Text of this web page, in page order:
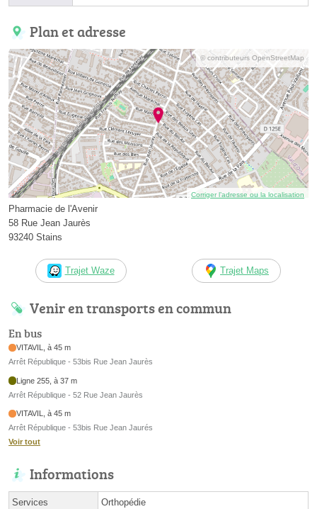
Plan et adresse
© contributeurs OpenStreetMap
Corriger l’adresse ou la localisation
Pharmacie de l'Avenir
58 Rue Jean Jaurès
93240 Stains
Trajet Waze Trajet Maps
Venir en transports en commun
En bus
VITAVIL, à 45 m
Arrêt République - 53bis Rue Jean Jaurès
Ligne 255, à 37 m
Arrêt République - 52 Rue Jean Jaurès
VITAVIL, à 45 m
Arrêt République - 53bis Rue Jean Jaurés
Voir tout
Informations
Services Orthopédie